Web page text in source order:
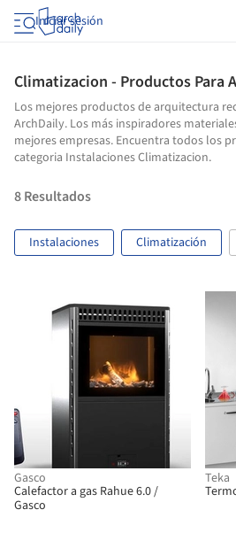
Iniciar sesión
Climatizacion - Productos Para
Los mejores productos de arquitectura
ArchDaily. Los más inspiradores
mejores empresas. Encuentra todos los
categoria Instalaciones Climatizacion.
8Resultados
Instalaciones Climatización
Gasco
Calefactor a gas Rahue 6.0 /
Gasco
Teka